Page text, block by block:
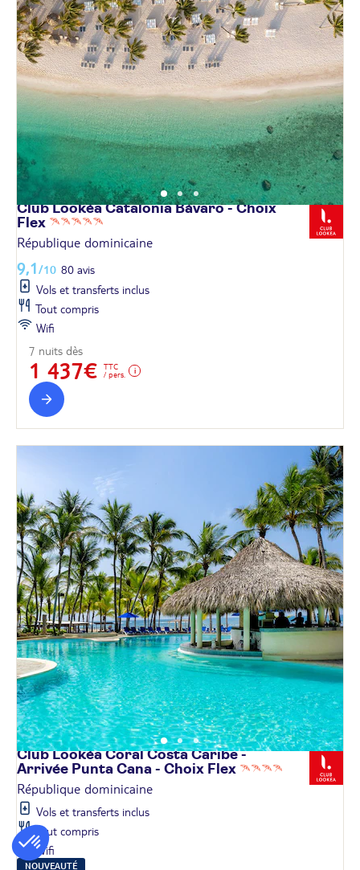
Club Lookéa Catalonia Bávaro - Choix
Flex
République dominicaine
9,1/10 80 avis
Vols et transferts inclus
Tout compris
Wifi
7 nuits dès
1 437€
TTC
/ pers.
Club Lookéa Coral Costa Caribe -
Arrivée Punta Cana - Choix Flex
République dominicaine
Vols et transferts inclus
Tout compris
Wifi
NOUVEAUTÉ